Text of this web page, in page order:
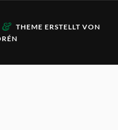
& THEME ERSTELLT VON